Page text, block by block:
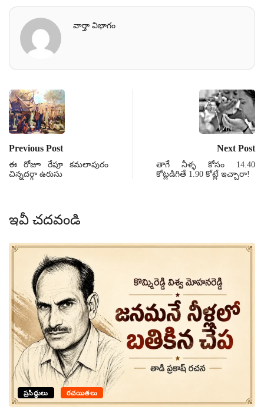
వార్తా విభాగం
Previous Post
ఈ రోజూ రేపూ కమలాపురం
చిన్నదర్గా ఉరుసు
Next Post
తాగే నీళ్ళ కోసం 14.40
కోట్లడిగితే 1.90 కోట్లే ఇచ్చారా!
ఇవీ చదవండి
ప్రసిద్ధులు రచయితలు